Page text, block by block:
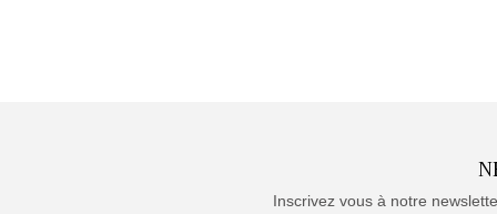
Inscrivez vous à notre